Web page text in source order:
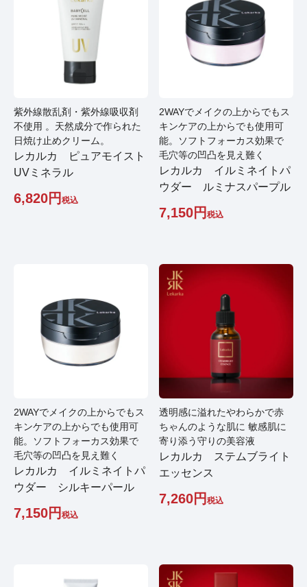
紫外線散乱剤・紫外線吸収剤
不使用 。天然成分で作られた
日焼け止めクリーム。
レカルカ ピュアモイスト
UVミネラル
6,820 税込
2WAYでメイクの上からでもス
キンケアの上からでも使用可
能。ソフトフォーカス効果で
毛穴等の凹凸を見え難く
レカルカ イルミネイトパ
ウダー ルミナスパープル
7,150 税込
2WAYでメイクの上からでもス
キンケアの上からでも使用可
能。ソフトフォーカス効果で
毛穴等の凹凸を見え難く
レカルカ イルミネイトパ
ウダー シルキーパール
7,150 税込
透明感に溢れたやわらかで赤
ちゃんのような肌に 敏感肌に
寄り添う守りの美容液
レカルカ ステムブライト
エッセンス
7,260 税込